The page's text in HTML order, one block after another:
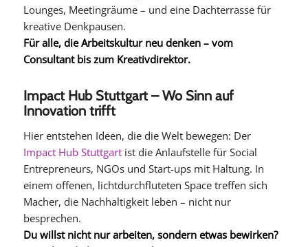
Lounges, Meetingräume – und eine Dachterrasse für
kreative Denkpausen.
Für alle, die Arbeitskultur neu denken – vom
Consultant bis zum Kreativdirektor.
Impact Hub Stuttgart – Wo Sinn auf
Innovation trifft
Hier entstehen Ideen, die die Welt bewegen: Der
Impact Hub Stuttgartist die Anlaufstelle für Social
Entrepreneurs, NGOs und Start-ups mit Haltung. In
einem offenen, lichtdurchfluteten Space treffen sich
Macher, die Nachhaltigkeit leben – nicht nur
besprechen.
Du willst nicht nur arbeiten, sondern etwas bewirken?